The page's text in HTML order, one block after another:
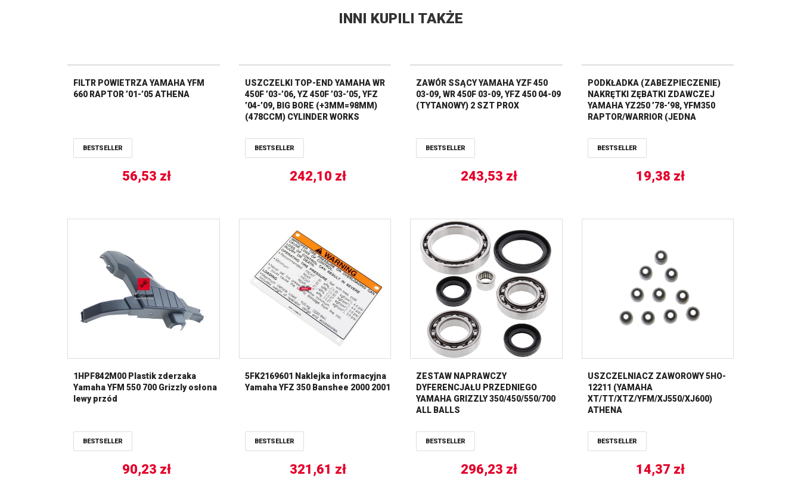
INNI KUPILI TAKŻE
FILTR POWIETRZA YAMAHA YFM
660 RAPTOR ’01-’05 ATHENA
BESTSELLER
56,53 zł
USZCZELKI TOP-END YAMAHA WR
450F ’03-’06, YZ 450F ’03-’05, YFZ
’04-’09, BIG BORE (+3MM=98MM)
(478CCM) CYLINDER WORKS
BESTSELLER
242,10 zł
ZAWÓR SSĄCY YAMAHA YZF 450
03-09, WR 450F 03-09, YFZ 450 04-09
(TYTANOWY) 2 SZT PROX
BESTSELLER
243,53 zł
PODKŁADKA (ZABEZPIECZENIE)
NAKRĘTKI ZĘBATKI ZDAWCZEJ
YAMAHA YZ250 ’78-’98, YFM350
RAPTOR/WARRIOR (JEDNA
BESTSELLER
19,38 zł
1HPF842M00 Plastik zderzaka
Yamaha YFM 550 700 Grizzly osłona
lewy przód
BESTSELLER
90,23 zł
5FK2169601 Naklejka informacyjna
Yamaha YFZ 350 Banshee 2000 2001
BESTSELLER
321,61 zł
ZESTAW NAPRAWCZY
DYFERENCJAŁU PRZEDNIEGO
YAMAHA GRIZZLY 350/450/550/700
ALL BALLS
BESTSELLER
296,23 zł
USZCZELNIACZ ZAWOROWY 5HO-
12211 (YAMAHA
XT/TT/XTZ/YFM/XJ550/XJ600)
ATHENA
BESTSELLER
14,37 zł